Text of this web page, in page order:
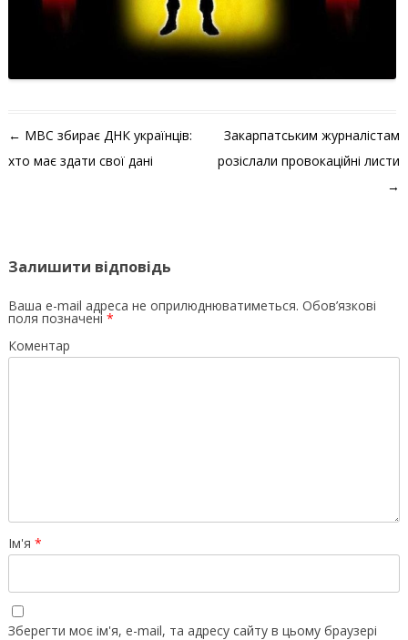
Навігація по запису
← МВС збирає ДНК українців:
хто має здати свої дані
Закарпатським журналістам
розіслали провокаційні листи
→
Залишити відповідь
Ваша e-mail адреса не оприлюднюватиметься. Обов’язкові
поля позначені *
Коментар
Ім'я *
Зберегти моє ім'я, e-mail, та адресу сайту в цьому браузері